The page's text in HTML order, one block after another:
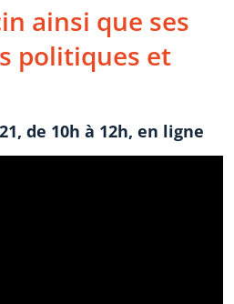
ainsi que ses
politiques et
de 10h à 12h, en ligne